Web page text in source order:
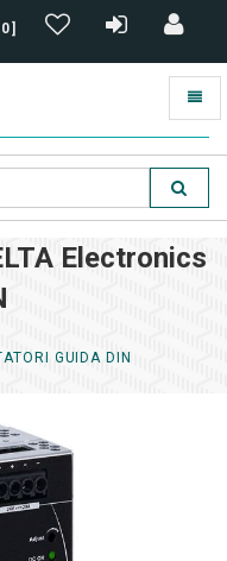
Electronics
GUIDA DIN